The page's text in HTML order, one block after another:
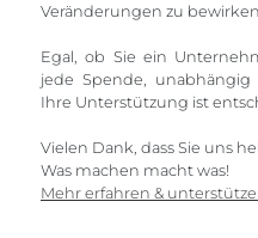
Veränderungen zu
Egal, ob Sie ein
jede Spende,
Ihre Unterstützung ist
Vielen Dank, dass Sie uns
Was machen macht was!
Mehr erfahren &